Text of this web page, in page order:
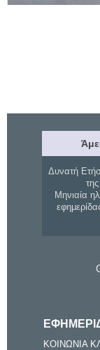
Δυνατή
Μηνιαία
ΚΟΙΝΩΝΙΑ